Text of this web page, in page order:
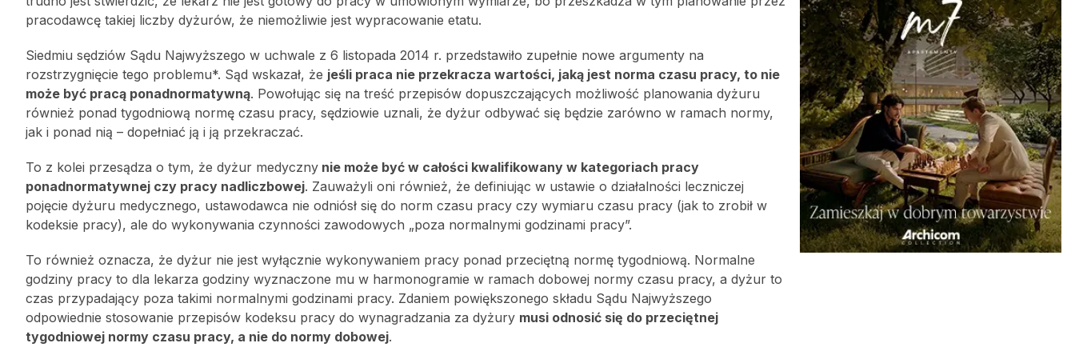
pracodawcę takiej liczby dyżurów, że niemożliwie jest wypracowanie etatu.
Siedmiu sędziów Sądu Najwyższego w uchwale z 6 listopada 2014 r. przedstawiło zupełnie nowe argumenty na
rozstrzygnięcie tego problemu*. Sąd wskazał, że jeśli praca nie przekracza wartości, jaką jest norma czasu pracy, to nie
może być pracą ponadnormatywną. Powołując się na treść przepisów dopuszczających możliwość planowania dyżuru
również ponad tygodniową normę czasu pracy, sędziowie uznali, że dyżur odbywać się będzie zarówno w ramach normy,
jak i ponad nią – dopełniać ją i ją przekraczać.
To z kolei przesądza o tym, że dyżur medyczny nie może być w całości kwalifikowany w kategoriach pracy
ponadnormatywnej czy pracy nadliczbowej. Zauważyli oni również, że definiując w ustawie o działalności leczniczej
pojęcie dyżuru medycznego, ustawodawca nie odniósł się do norm czasu pracy czy wymiaru czasu pracy (jak to zrobił w
kodeksie pracy), ale do wykonywania czynności zawodowych „poza normalnymi godzinami pracy”.
To również oznacza, że dyżur nie jest wyłącznie wykonywaniem pracy ponad przeciętną normę tygodniową. Normalne
godziny pracy to dla lekarza godziny wyznaczone mu w harmonogramie w ramach dobowej normy czasu pracy, a dyżur to
czas przypadający poza takimi normalnymi godzinami pracy. Zdaniem powiększonego składu Sądu Najwyższego
odpowiednie stosowanie przepisów kodeksu pracy do wynagradzania za dyżury musi odnosić się do przeciętnej
tygodniowej normy czasu pracy, a nie do normy dobowej.